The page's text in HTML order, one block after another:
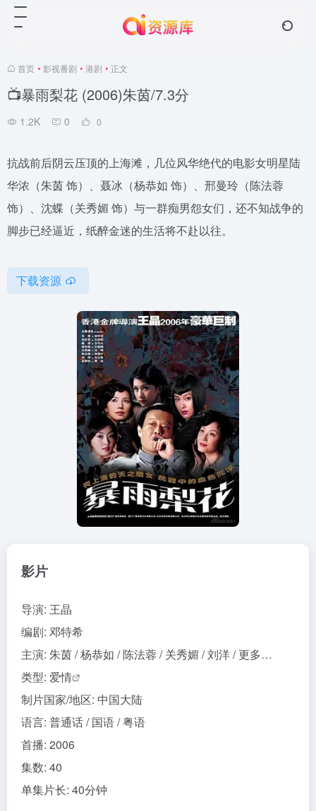
首页 • 影视番剧 • 港剧 • 正文
📺暴雨梨花 (2006)朱茵/7.3分
1.2K 0 0
抗战前后阴云压顶的上海滩，几位风华绝代的电影女明星陆
华浓（朱茵 饰）、聂冰（杨恭如 饰）、邢曼玲（陈法蓉
饰）、沈蝶（关秀媚 饰）与一群痴男怨女们，还不知战争的
脚步已经逼近，纸醉金迷的生活将不赴以往。
下载资源
影片
导演: 王晶
编剧: 邓特希
主演: 朱茵 / 杨恭如 / 陈法蓉 / 关秀媚 / 刘洋 /更多…
类型: 爱情
制片国家/地区: 中国大陆
语言: 普通话 / 国语 / 粤语
首播: 2006
集数: 40
单集片长: 40分钟